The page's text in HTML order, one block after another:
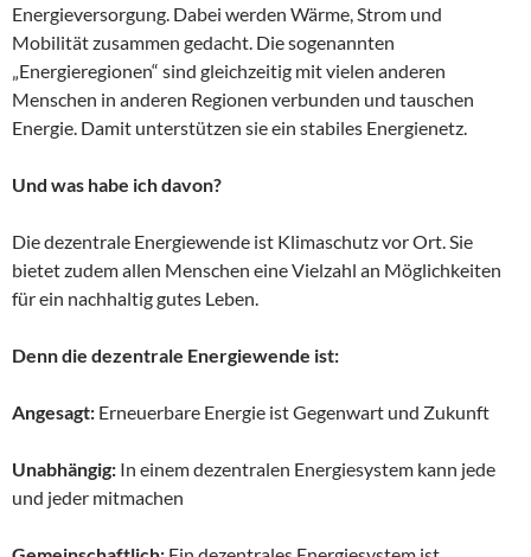
Energieversorgung. Dabei werden Wärme, Strom und
Mobilität zusammen gedacht. Die sogenannten
„Energieregionen“ sind gleichzeitig mit vielen anderen
Menschen in anderen Regionen verbunden und tauschen
Energie. Damit unterstützen sie ein stabiles Energienetz.
Und was habe ich davon?
Die dezentrale Energiewende ist Klimaschutz vor Ort. Sie
bietet zudem allen Menschen eine Vielzahl an Möglichkeiten
für ein nachhaltig gutes Leben.
Denn die dezentrale Energiewende ist:
Angesagt: Erneuerbare Energie ist Gegenwart und Zukunft
Unabhängig: In einem dezentralen Energiesystem kann jede
und jeder mitmachen